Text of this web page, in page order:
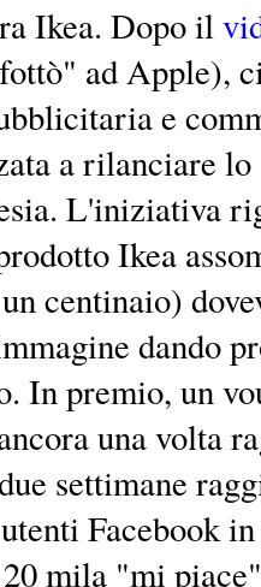
Ikea. Dopo il
ad Apple),
e
a rilanciare
L'iniziativa
Ikea
centinaio)
dando
In premio, un
una volta
settimane
Facebook
mila "mi